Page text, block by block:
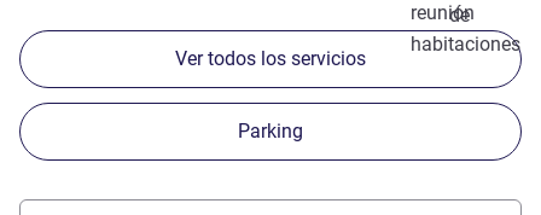
reunión
de
habitaciones
Ver todos los servicios
Parking